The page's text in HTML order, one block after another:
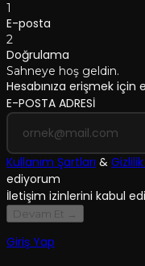
1
E-posta
2
Doğrulama
Sahneye hoş geldin.
Hesabınıza erişmek
E-POSTA ADRESİ
Kullanım Şartları &
ediyorum
İletişim izinlerini kabul
Devam Et →
Giriş Yap